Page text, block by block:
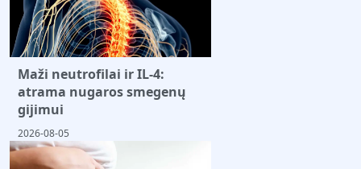
Maži neutrofilai ir IL-4:
atrama nugaros smegenų
gijimui
2026-08-05